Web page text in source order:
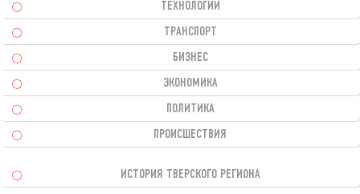
ТЕХНОЛОГИИ
ТРАНСПОРТ
БИЗНЕС
ЭКОНОМИКА
ПОЛИТИКА
ПРОИСШЕСТВИЯ
ИСТОРИЯ ТВЕРСКОГО РЕГИОНА